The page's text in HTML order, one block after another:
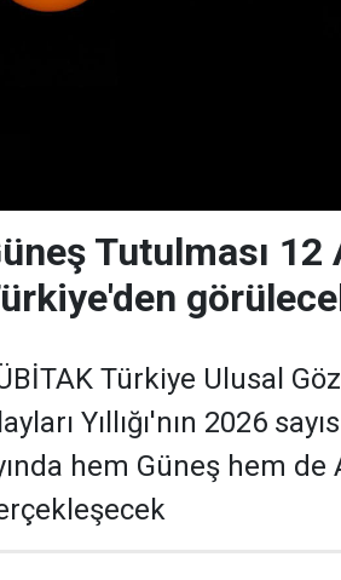
Tutulması
Türkiye Ulusal
Yıllığı'nın 2026
hem Güneş hem de